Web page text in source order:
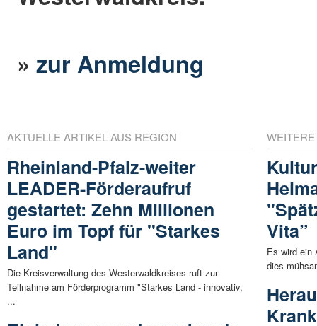
»zur Anmeldung
AKTUELLE ARTIKEL AUS REGION
Rheinland-Pfalz-weiter
LEADER-Förderaufruf
gestartet: Zehn Millionen
Euro im Topf für "Starkes
Land"
Die Kreisverwaltung des Westerwaldkreises ruft zur
Teilnahme am Förderprogramm "Starkes Land - innovativ,
...
Vita”
Es wird ein
dies